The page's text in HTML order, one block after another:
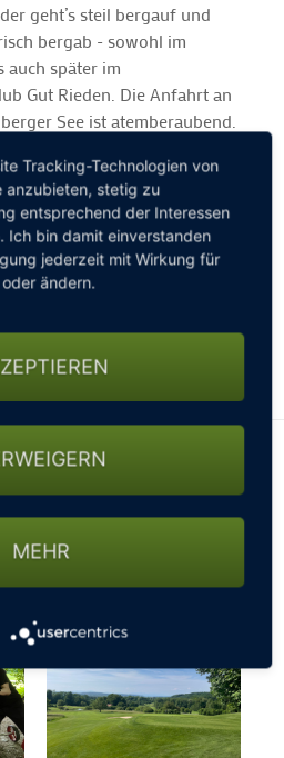
geht’s steil bergauf und
bergab - sowohl im
auch später im
Gut Rieden. Die Anfahrt an
See ist atemberaubend.
verwöhnt. Ein
Wohnmobil Golf
immer vor der Anreise bei
anrufen und nach
passierbaren Wegen oder
Startzeit schon mal
Tracking-Technologien von
anzubieten, stetig zu
entsprechend der Interessen
Ich bin damit einverstanden
jederzeit mit Wirkung für
ändern.
MEHR